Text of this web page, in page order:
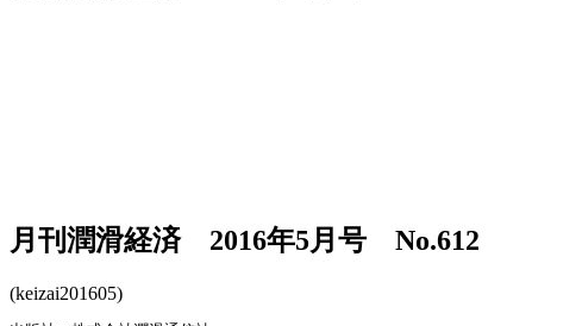
月刊潤滑経済 2016年5月号 No.612
(keizai201605)